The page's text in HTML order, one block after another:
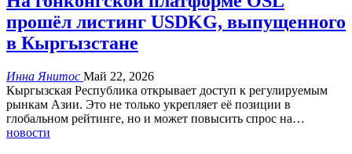
прошёл листинг USDKG, выпущенного
в Кыргызстане
Инна Янитос Май 22, 2026
Кыргызская Республика открывает доступ к регулируемым
рынкам Азии. Это не только укрепляет её позиции в
глобальном рейтинге, но и может повысить спрос на…
новости